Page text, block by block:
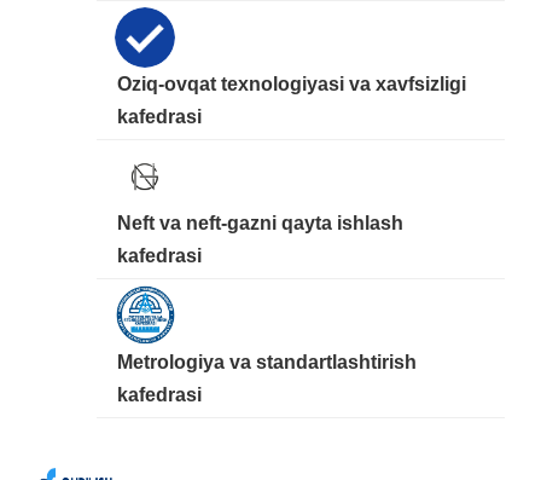
Oziq-ovqat texnologiyasi va xavfsizligi
kafedrasi
Neft va neft-gazni qayta ishlash
kafedrasi
Metrologiya va standartlashtirish
kafedrasi